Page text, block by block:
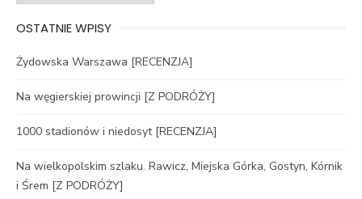
OSTATNIE WPISY
Żydowska Warszawa [RECENZJA]
Na węgierskiej prowincji [Z PODRÓŻY]
1000 stadionów i niedosyt [RECENZJA]
Na wielkopolskim szlaku. Rawicz, Miejska Górka, Gostyn, Kórnik
i Śrem [Z PODRÓŻY]